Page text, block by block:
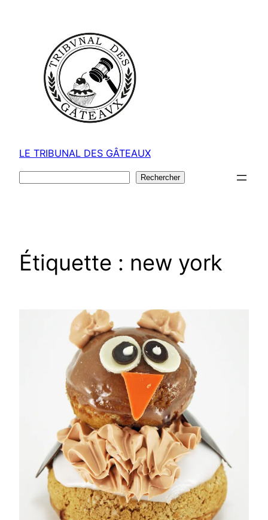
LE TRIBUNAL DES GÂTEAUX
Rechercher
Étiquette : new york